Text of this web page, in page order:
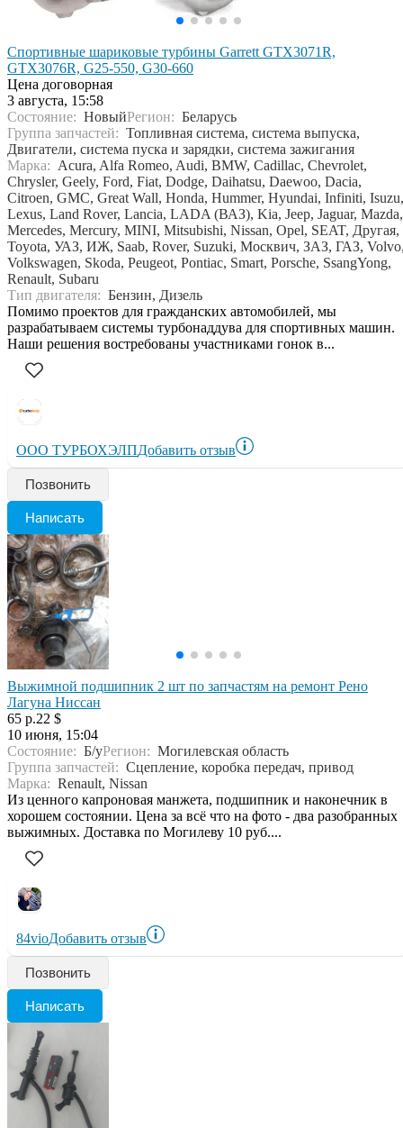
Спортивные шариковые турбины Garrett GTX3071R,
GTX3076R, G25-550, G30-660
Цена договорная
3 августа, 15:58
Состояние: НовыйРегион: Беларусь
Группа запчастей: Топливная система, система выпуска,
Двигатели, система пуска и зарядки, система зажигания
Марка: Acura, Alfa Romeo, Audi, BMW, Cadillac, Chevrolet,
Chrysler, Geely, Ford, Fiat, Dodge, Daihatsu, Daewoo, Dacia,
Citroen, GMC, Great Wall, Honda, Hummer, Hyundai, Infiniti, Isuzu,
Lexus, Land Rover, Lancia, LADA (ВАЗ), Kia, Jeep, Jaguar, Mazda,
Mercedes, Mercury, MINI, Mitsubishi, Nissan, Opel, SEAT, Другая,
Toyota, УАЗ, ИЖ, Saab, Rover, Suzuki, Москвич, ЗАЗ, ГАЗ,
Volkswagen, Skoda, Peugeot, Pontiac, Smart, Porsche, SsangYong,
Renault, Subaru
Тип двигателя: Бензин, Дизель
Помимо проектов для гражданских автомобилей, мы
разрабатываем системы турбонаддува для спортивных машин.
Наши решения востребованы участниками гонок в...
ООО ТУРБОХЭЛПДобавить отзыв
Позвонить
Написать
Выжимной подшипник 2 шт по запчастям на ремонт Рено
Лагуна Ниссан
65 р.22 $
10 июня, 15:04
Состояние: Б/уРегион: Могилевская область
Группа запчастей: Сцепление, коробка передач, привод
Марка: Renault, Nissan
Из ценного капроновая манжета, подшипник и наконечник в
хорошем состоянии. Цена за всё что на фото - два разобранных
выжимных. Доставка по Могилеву 10 руб....
84vioДобавить отзыв
Позвонить
Написать